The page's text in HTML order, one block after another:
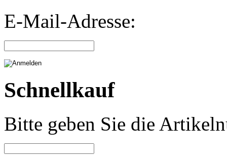
E-Mail-Adresse:
Schnellkauf
Bitte geben Sie die